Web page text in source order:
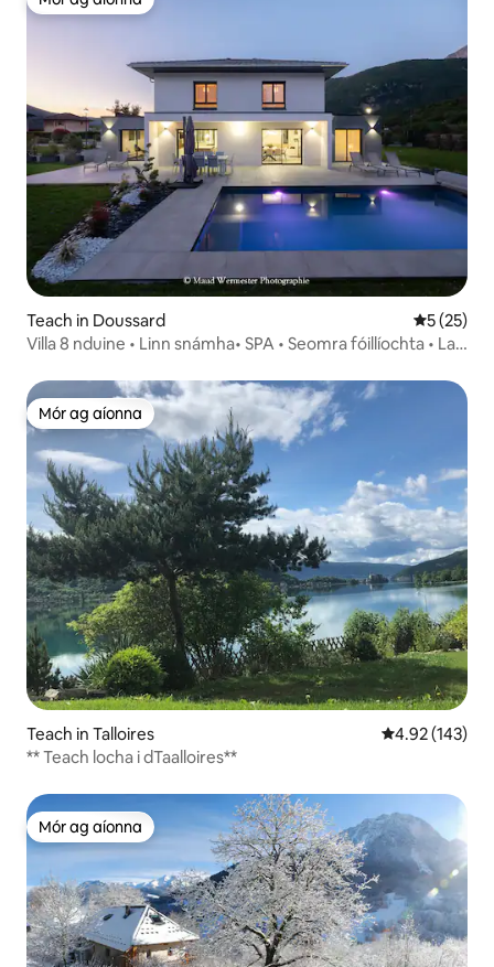
Mór ag aíonna
Teach in Doussard
5 (25)
Villa 8 nduine • Linn snámha• SPA • Seomra fóillíochta • Lac
Mór ag aíonna
Mór ag aíonna
Teach in Talloires Meánrátáil
4.92 (143)
** Teach locha i dTaalloires**
Mór ag aíonna
Mór ag aíonna